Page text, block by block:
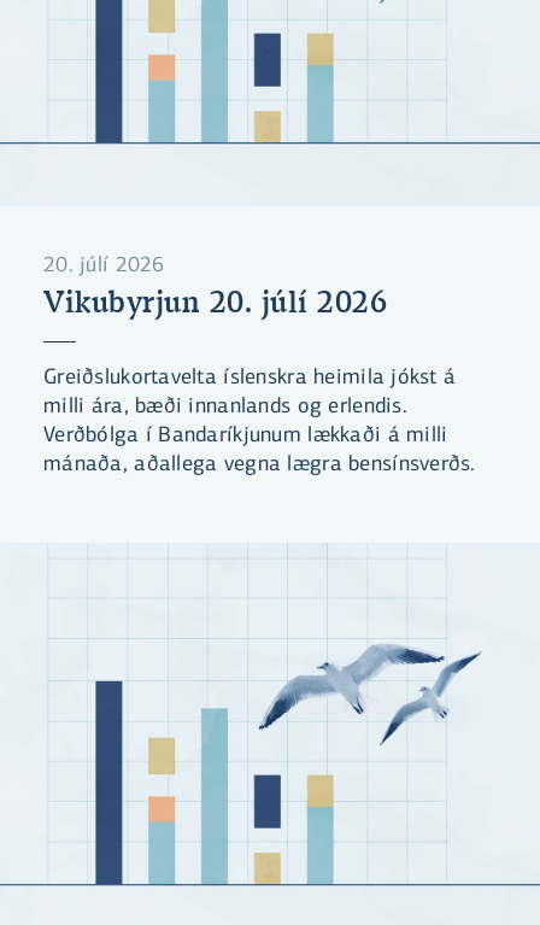
20. júlí 2026
Vikubyrjun 20. júlí 2026
Greiðslukortavelta íslenskra heimila jókst á
milli ára, bæði innanlands og erlendis.
Verðbólga í Bandaríkjunum lækkaði á milli
mánaða, aðallega vegna lægra bensínsverðs.